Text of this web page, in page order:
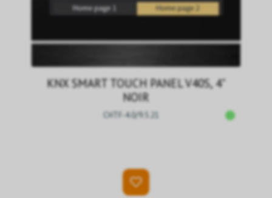
KNX SMART TOUCH PANEL V40S, 4"
NOIR
CHTF-4.0/9.5.21